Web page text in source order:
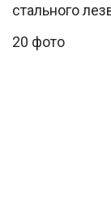
стального
20 фото